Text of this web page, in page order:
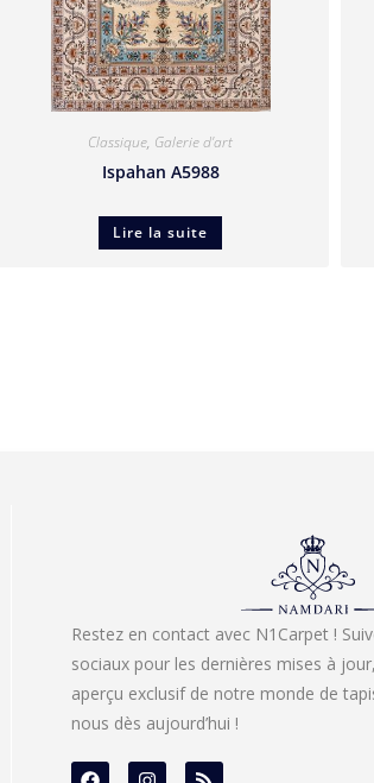
Classique, Galerie d'art
Ispahan A5988
Lire la suite
Restez en contact avec N1Carpet !
sociaux pour les dernières mises à
aperçu exclusif de notre monde de
nous dès aujourd’hui !